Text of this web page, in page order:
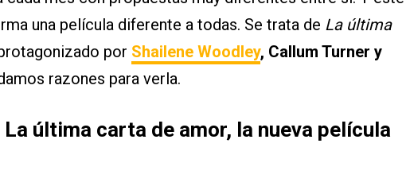
una película diferente a todas. Se trata de La última
por Shailene Woodley, Callum Turner y
razones para verla.
última carta de amor, la nueva película